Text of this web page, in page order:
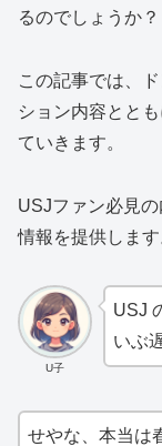
るのでしょうか？
この記事では、
ション内容とと
ていきます。
USJファン必見
情報を提供します
U子
USJ
いぶ
せやな、本当は